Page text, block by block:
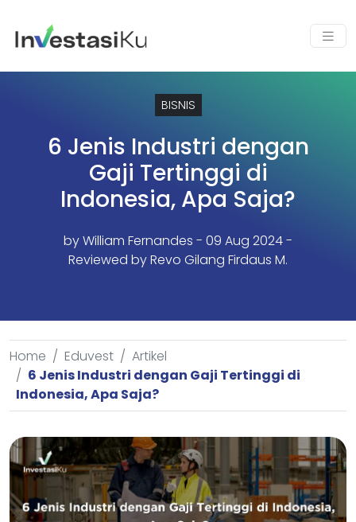
BISNIS
6 Jenis Industri dengan
Gaji Tertinggi di
Indonesia, Apa Saja?
byWilliam Fernandes - 09 Aug 2024 -
Reviewed by Revo Gilang Firdaus M.
Home Eduvest
Artikel
6 Jenis Industri dengan Gaji Tertinggi di
Indonesia, Apa Saja?